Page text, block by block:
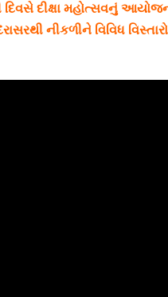
દિવસે દીક્ષા મહોત્સવનું
નીકળીને વિવિધ